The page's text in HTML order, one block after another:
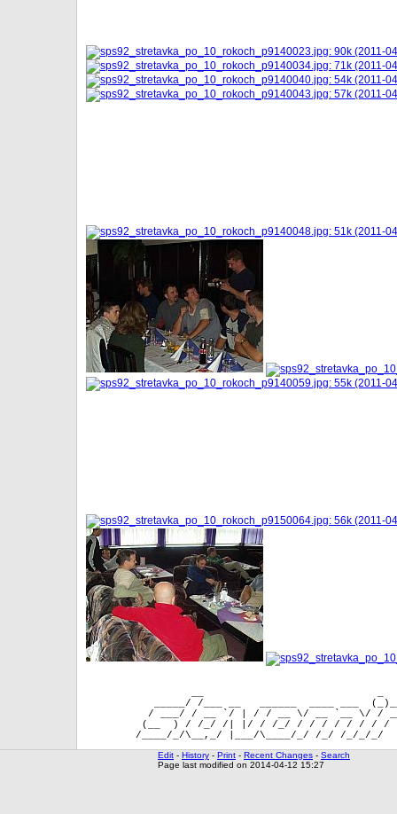
_____/ /___ __   ______  ____ ___
/ ___/ / __ `/ | / / __ \/ __ `__ \/ /
(__  ) / /_/ /| |/ / /_/ / / / / / / / /
Edit - History - Print - Recent Changes - Search
Page last modified on 2014-04-12 15:27